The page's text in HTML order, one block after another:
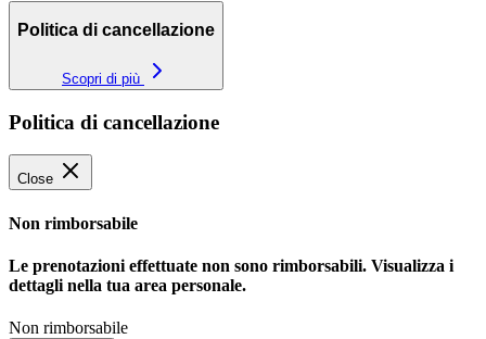
Politica di cancellazione
Scopri di più
Politica di cancellazione
Close
Non rimborsabile
Le prenotazioni effettuate non sono rimborsabili. Visualizza i
dettagli nella tua area personale.
Non rimborsabile